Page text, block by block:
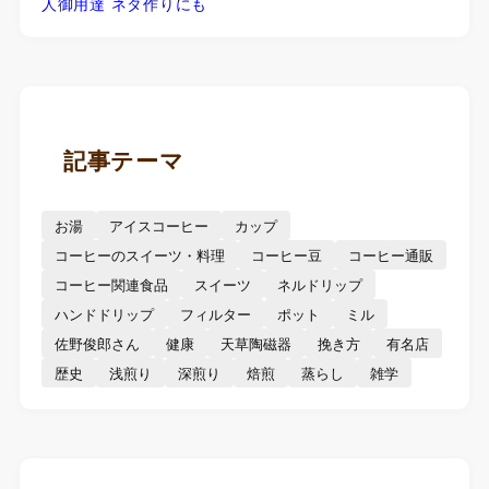
記事テーマ
お湯 アイスコーヒー
カップ
コーヒーのスイーツ・料理
コーヒー豆
コーヒー通販
コーヒー関連食品
スイーツ
ネルドリップ
ハンドドリップ
フィルター ポット
ミル
佐野俊郎さん
健康 天草陶磁器 挽き方
有名店
歴史
浅煎り 深煎り 焙煎 蒸らし 雑学